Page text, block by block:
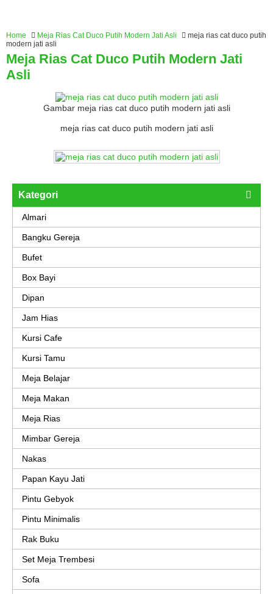
Home Meja Rias Cat Duco Putih Modern Jati Asli
meja rias cat duco putih
modern jati asli
Meja Rias Cat Duco Putih Modern Jati
Asli
Gambar meja rias cat duco putih modern jati asli
meja rias cat duco putih modern jati asli
Kategori
Almari
Bangku Gereja
Bufet
Box Bayi
Dipan
Jam Hias
Kursi Cafe
Kursi Tamu
Meja Belajar
Meja Makan
Meja Rias
Mimbar Gereja
Nakas
Papan Kayu Jati
Pintu Gebyok
Pintu Minimalis
Rak Buku
Set Meja Trembesi
Sofa